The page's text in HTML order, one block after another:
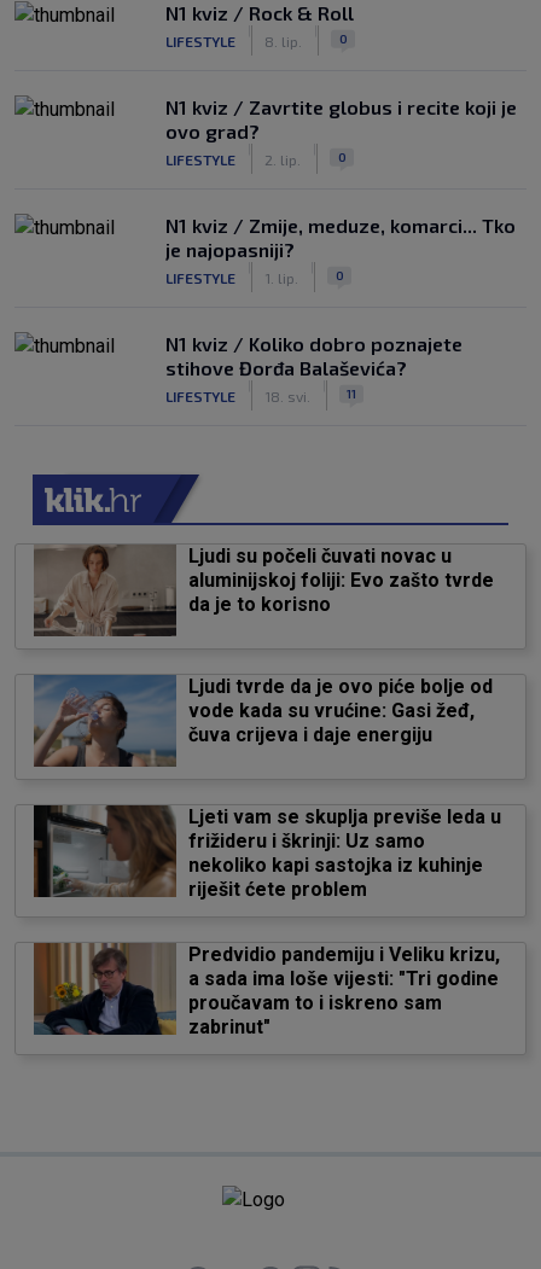
N1 kviz / Rock & Roll
LIFESTYLE 8. lip. 0
N1 kviz / Zavrtite globus i recite koji je
ovo grad?
LIFESTYLE 2. lip. 0
N1 kviz / Zmije, meduze, komarci... Tko
je najopasniji?
LIFESTYLE 1. lip. 0
N1 kviz / Koliko dobro poznajete
stihove Đorđa Balaševića?
LIFESTYLE 18. svi. 11
Ljudi su počeli čuvati novac u
aluminijskoj foliji: Evo zašto tvrde
da je to korisno
Ljudi tvrde da je ovo piće bolje od
vode kada su vrućine: Gasi žeđ,
čuva crijeva i daje energiju
Ljeti vam se skuplja previše leda u
frižideru i škrinji: Uz samo
nekoliko kapi sastojka iz kuhinje
riješit ćete problem
Predvidio pandemiju i Veliku krizu,
a sada ima loše vijesti: "Tri godine
proučavam to i iskreno sam
zabrinut"